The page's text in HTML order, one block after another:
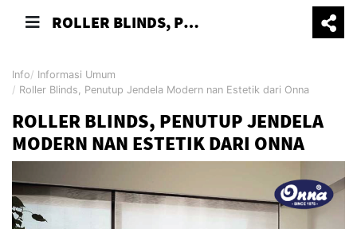
ROLLER BLINDS, PENUTUP JENDELA MODERN NAN ESTETIK DARI ONNA
Info
Informasi Umum
Roller Blinds, Penutup Jendela Modern nan Estetik dari Onna
ROLLER BLINDS, PENUTUP JENDELA
MODERN NAN ESTETIK DARI ONNA